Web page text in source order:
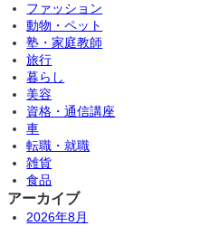
ファッション
動物・ペット
塾・家庭教師
旅行
暮らし
美容
資格・通信講座
車
転職・就職
雑貨
食品
アーカイブ
2026年8月